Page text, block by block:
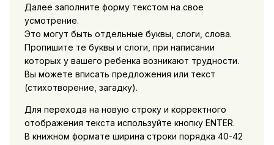
Далее заполните форму текстом на свое
усмотрение.
Это могут быть отдельные буквы, слоги, слова.
Пропишите те буквы и слоги, при написании
которых у вашего ребенка возникают трудности.
Вы можете вписать предложения или текст
(стихотворение, загадку).
Для перехода на новую строку и корректного
отображения текста используйте кнопку ENTER.
В книжном формате ширина строки порядка 40-42